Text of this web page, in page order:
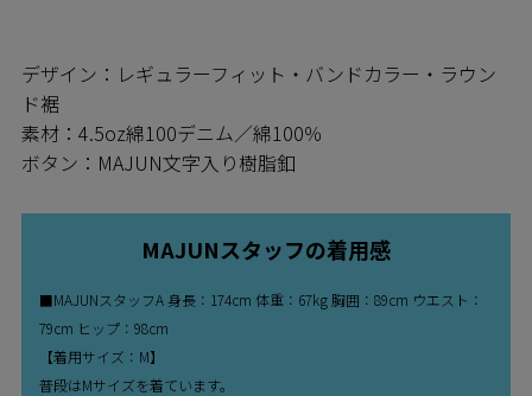
デザイン：レギュラーフィット・バンドカラー・ラウン
ド裾
素材：4.5oz綿100デニム／綿100％
ボタン：MAJUN文字入り樹脂釦
MAJUNスタッフの着用感
■MAJUNスタッフA 身長：174cm 体重：67kg 胸囲：89cm ウエスト：
79cm ヒップ：98cm
【着用サイズ：M】
普段はMサイズを着ています。